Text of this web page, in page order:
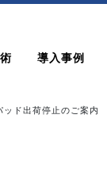
導入事例
ド出荷停止のご案内